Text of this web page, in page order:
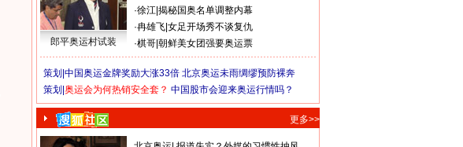
郎平奥运村试装
·徐江 揭秘国奥名单调整内幕
·冉雄飞 女足开场秀不谈复仇
·棋哥 朝鲜美女团强要奥运票
策划| 中国奥运金牌奖励大涨33倍 北京奥运未雨绸缪预防裸奔
策划| 奥运会为何热销安全套？ 中国股市会迎来奥运行情吗？
更多>>